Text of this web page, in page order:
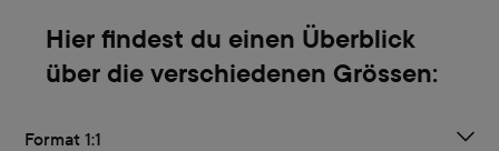
Hier findest du einen Überblick
über die verschiedenen Grössen:
Format 1:1